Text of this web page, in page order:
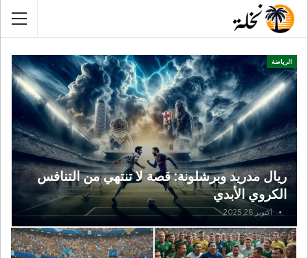
الرياضة
ريال مدريد وبرشلونة: قصة لا تنتهي من التنافس
الكروي الأبدي
أكتوبر 28, 2025